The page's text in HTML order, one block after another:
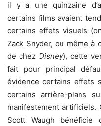
il y a une quinzaine
certains films avaient
certains effets visuels
Zack Snyder, ou même à
de chez Disney), cette
fait pour principal
évidence certains effets
certains arrière-plans
manifestement
Scott Waugh bénéficie